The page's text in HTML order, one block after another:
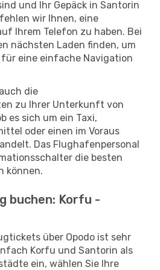
und Ihr Gepäck in Santorin
wir Ihnen, eine
Ihrem Telefon zu haben. Bei
nächsten Laden finden, um
für eine einfache Navigation
die
zu Ihrer Unterkunft von
es sich um ein Taxi,
oder einen im Voraus
Das Flughafenpersonal
die besten
können.
buchen: Korfu -
über Opodo ist sehr
Korfu und Santorin als
ein, wählen Sie Ihre